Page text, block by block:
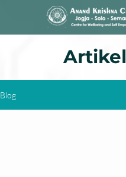
Artikel
Blog